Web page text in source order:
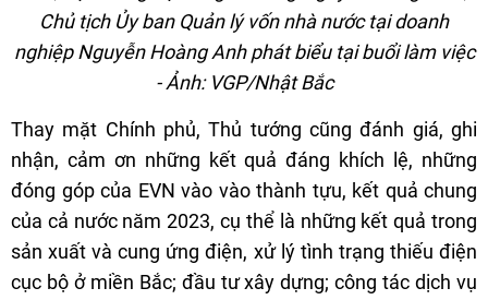
Chủ tịch Ủy ban Quản lý vốn nhà nước tại doanh
nghiệp Nguyễn Hoàng Anh phát biểu tại buổi làm việc
- Ảnh: VGP/Nhật Bắc
Thay mặt Chính phủ, Thủ tướng cũng đánh giá, ghi
nhận, cảm ơn những kết quả đáng khích lệ, những
đóng góp của EVN vào vào thành tựu, kết quả chung
của cả nước năm 2023, cụ thể là những kết quả trong
sản xuất và cung ứng điện, xử lý tình trạng thiếu điện
cục bộ ở miền Bắc; đầu tư xây dựng; công tác dịch vụ